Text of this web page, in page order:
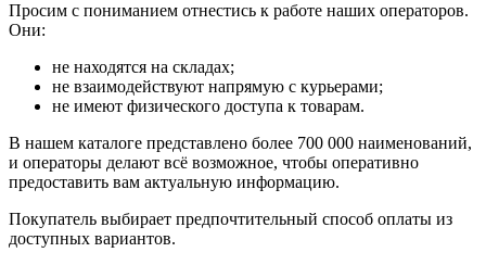
Просим с пониманием отнестись к работе наших операторов.
Они:
не находятся на складах;
не взаимодействуют напрямую с курьерами;
не имеют физического доступа к товарам.
В нашем каталоге представлено более 700 000 наименований,
и операторы делают всё возможное, чтобы оперативно
предоставить вам актуальную информацию.
Покупатель выбирает предпочтительный способ оплаты из
доступных вариантов.